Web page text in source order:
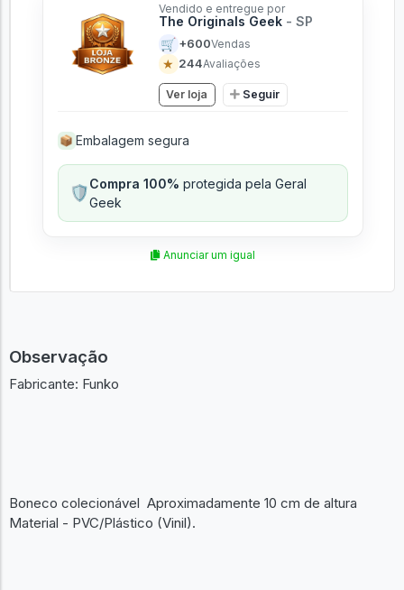
Vendido e entregue por
The Originals Geek - SP
🛒 +600Vendas
★ 244Avaliações
Ver loja Seguir
📦 Embalagem segura
🛡️Compra 100% protegida pela Geral
Geek
Anunciar um igual
Observação
Fabricante: Funko
Boneco colecionável Aproximadamente 10 cm de altura
Material - PVC/Plástico (Vinil).